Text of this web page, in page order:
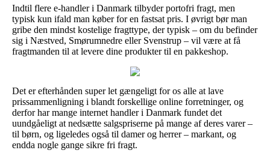
Indtil flere e-handler i Danmark tilbyder portofri fragt, men
typisk kun ifald man køber for en fastsat pris. I øvrigt bør man
gribe den mindst kostelige fragttype, der typisk – om du befinder
sig i Næstved, Smørumnedre eller Svenstrup – vil være at få
fragtmanden til at levere dine produkter til en pakkeshop.
Det er efterhånden super let gængeligt for os alle at lave
prissammenligning i blandt forskellige online forretninger, og
derfor har mange internet handler i Danmark fundet det
uundgåeligt at nedsætte salgspriserne på mange af deres varer –
til børn, og ligeledes også til damer og herrer – markant, og
endda nogle gange sikre fri fragt.